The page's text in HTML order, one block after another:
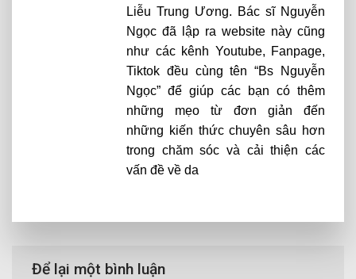
Liễu Trung Ương. Bác sĩ Nguyễn
Ngọc đã lập ra website này cũng
như các kênh Youtube, Fanpage,
Tiktok đều cùng tên “Bs Nguyễn
Ngọc” để giúp các bạn có thêm
những mẹo từ đơn giản đến
những kiến thức chuyên sâu hơn
trong chăm sóc và cải thiện các
vấn đề về da
Để lại một bình luận